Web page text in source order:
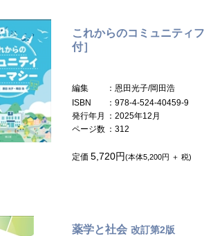
これからのコミュニティ
付］
編集
：恩田光子/岡田浩
ISBN
：978-4-524-40459-9
発行年月
：2025年12月
ページ数 ：312
定価 5,720円(本体5,200円 ＋ 税)
薬学と社会 改訂第2版